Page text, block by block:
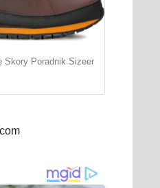
Poradnik Sizeer